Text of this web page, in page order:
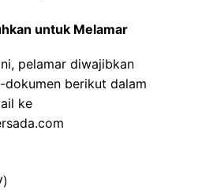
untuk Melamar
pelamar diwajibkan
dokumen berikut dalam
ke